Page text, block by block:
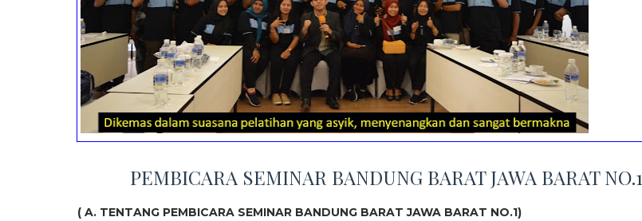
PEMBICARA SEMINAR BANDUNG BARAT JAWA BARAT NO.1
( A. TENTANG PEMBICARA SEMINAR BANDUNG BARAT JAWA BARAT NO.1)